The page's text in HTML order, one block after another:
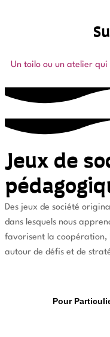
Un toilo ou un atelier
Jeux de
Des jeux de société
dans lesquels nous
favorisent la coopération,
autour de défis et de
Pour